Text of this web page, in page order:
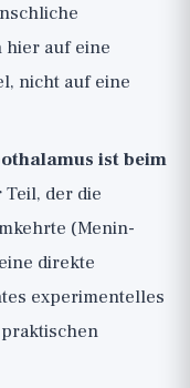
hier auf eine
nicht auf eine
ist beim
Teil, der die
(Menin-
direkte
experimentelles